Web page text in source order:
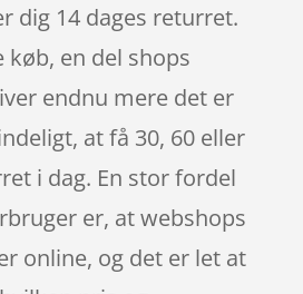
dig 14 dages returret.
en del shops
endnu mere det er
at få 30, 60 eller
i dag. En stor fordel
er, at webshops
online, og det er let at